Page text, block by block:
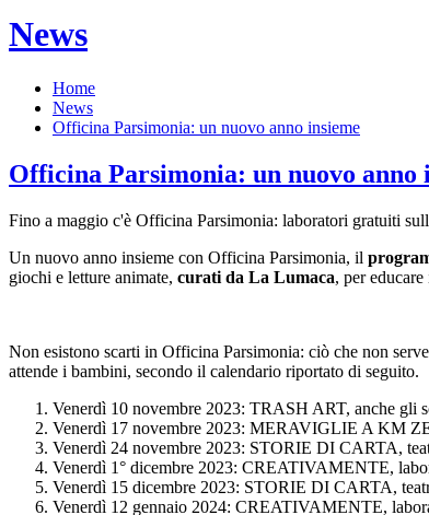
News
Home
News
Officina Parsimonia: un nuovo anno insieme
Officina Parsimonia: un nuovo anno
Fino a maggio c'è Officina Parsimonia: laboratori gratuiti
Un nuovo anno insieme con Officina Parsimonia, il
giochi e letture animate, curati da La Lumaca, per
Non esistono scarti in Officina Parsimonia: ciò che non
attende i bambini, secondo il calendario riportato di seguito.
Venerdì 10 novembre 2023: TRASH ART, anche gli
Venerdì 17 novembre 2023: MERAVIGLIE A KM
Venerdì 24 novembre 2023: STORIE DI CARTA,
Venerdì 1° dicembre 2023: CREATIVAMENTE,
Venerdì 15 dicembre 2023: STORIE DI CARTA,
Venerdì 12 gennaio 2024: CREATIVAMENTE,